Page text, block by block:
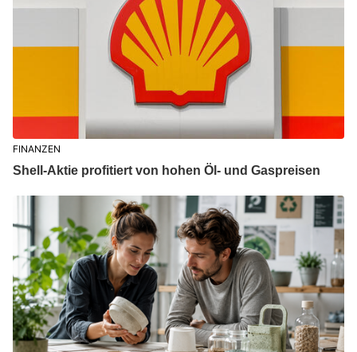
FINANZEN
Shell-Aktie profitiert von hohen Öl- und Gaspreisen